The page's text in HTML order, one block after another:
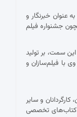
به عنوان خبرنگار و
جشنواره فیلم
این سمت، بر تولید
با فیلم‌سازان و
و سایر
کتاب‌های تخصصی